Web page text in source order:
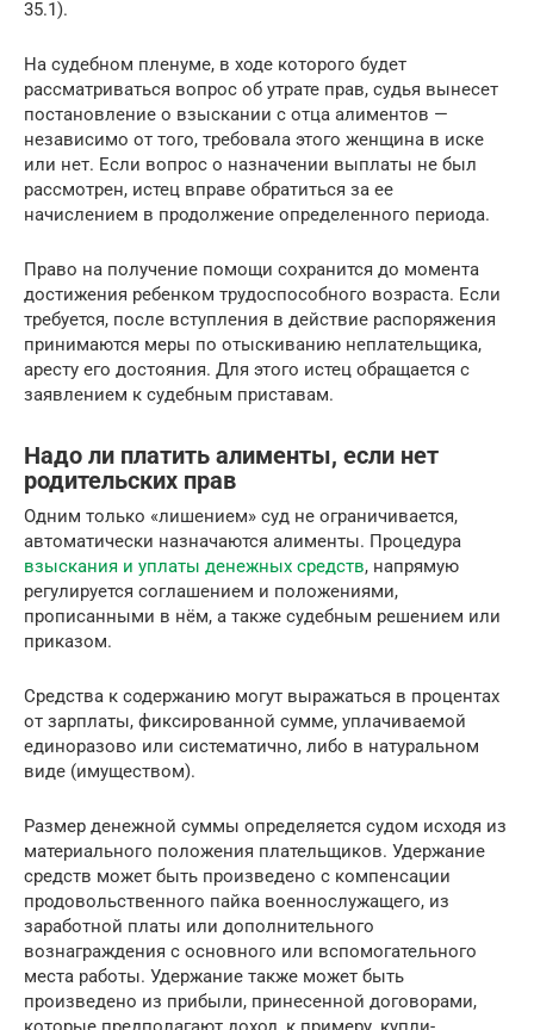
35.1).
На судебном пленуме, в ходе которого будет
рассматриваться вопрос об утрате прав, судья вынесет
постановление о взыскании с отца алиментов —
независимо от того, требовала этого женщина в иске
или нет. Если вопрос о назначении выплаты не был
рассмотрен, истец вправе обратиться за ее
начислением в продолжение определенного периода.
Право на получение помощи сохранится до момента
достижения ребенком трудоспособного возраста. Если
требуется, после вступления в действие распоряжения
принимаются меры по отыскиванию неплательщика,
аресту его достояния. Для этого истец обращается с
заявлением к судебным приставам.
Надо ли платить алименты, если нет
родительских прав
Одним только «лишением» суд не ограничивается,
автоматически назначаются алименты. Процедура
взыскания и уплаты денежных средств, напрямую
регулируется соглашением и положениями,
прописанными в нём, а также судебным решением или
приказом.
Средства к содержанию могут выражаться в процентах
от зарплаты, фиксированной сумме, уплачиваемой
единоразово или систематично, либо в натуральном
виде (имуществом).
Размер денежной суммы определяется судом исходя из
материального положения плательщиков. Удержание
средств может быть произведено с компенсации
продовольственного пайка военнослужащего, из
заработной платы или дополнительного
вознаграждения с основного или вспомогательного
места работы. Удержание также может быть
произведено из прибыли, принесенной договорами,